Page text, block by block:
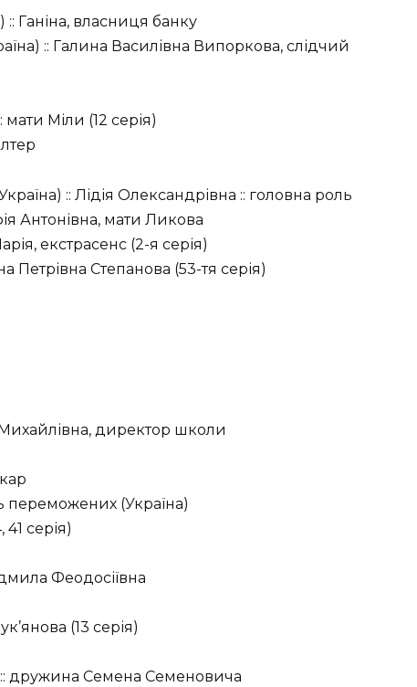
:: Ганіна, власниця банку
:: Галина Василівна Випоркова, слідчий
мати Міли (12 серія)
:: Лідія Олександрівна :: головна роль
Антонівна, мати Ликова
екстрасенс (2-я серія)
Петрівна Степанова (53-тя серія)
директор школи
(Україна)
серія)
Феодосіївна
(13 серія)
:: дружина Семена Семеновича